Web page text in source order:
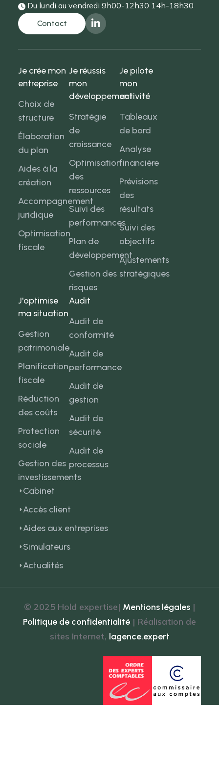
Du lundi au vendredi9h00-12h30 14h-18h30
Je crée mon
entreprise
Choix de
structure
Élaboration
du plan
Aides à la
création
Accompagnement
juridique
Optimisation
fiscale
Je réussis
mon
développement
Stratégie
de
croissance
Optimisation
des
ressources
Suivi des
performances
Plan de
développement
Gestion des
risques
Je pilote
mon
activité
Tableaux
de bord
Analyse
financière
Prévisions
des
résultats
Suivi des
objectifs
Ajustements
stratégiques
J'optimise
ma situation
Gestion
patrimoniale
Planification
fiscale
Réduction
des coûts
Protection
sociale
Gestion des
investissements
Audit
Audit de
conformité
Audit de
performance
Audit de
gestion
Audit de
sécurité
Audit de
processus
Cabinet
Accès client
Aides aux entreprises
Simulateurs
Actualités
© 2025 Hold expertise| Mentions légales |
Politique de confidentialité | Réalisation de
sites Internet, lagence.expert